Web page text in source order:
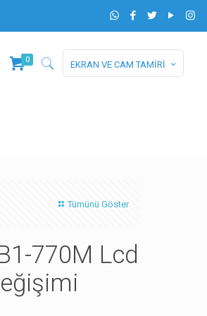
0 EKRAN VE CAM TAMİRİ
Tümünü Göster
770M Lcd